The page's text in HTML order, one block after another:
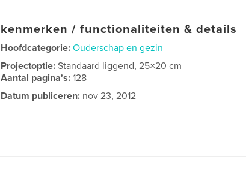
kenmerken / functionaliteiten & details
Hoofdcategorie: Ouderschap en gezin
Projectoptie:Standaard liggend, 25×20 cm
Aantal pagina's:128
Datum publiceren: nov 23, 2012